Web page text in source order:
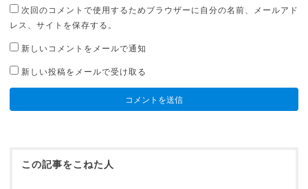
次回のコメントで使用するためブラウザーに自分の名前、メールアド
レス、サイトを保存する。
新しいコメントをメールで通知
新しい投稿をメールで受け取る
この記事をこねた人